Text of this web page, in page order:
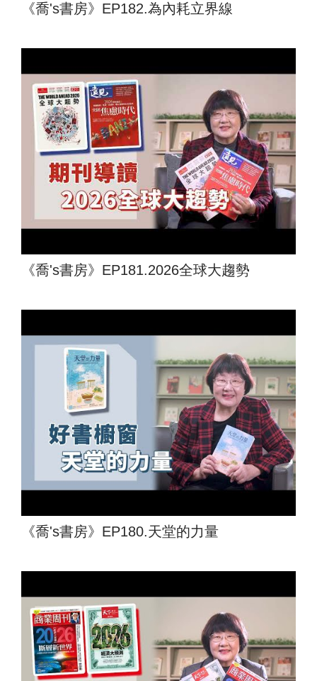
《喬's書房》EP182.為內耗立界線
《喬's書房》EP181.2026全球大趨勢
《喬's書房》EP180.天堂的力量